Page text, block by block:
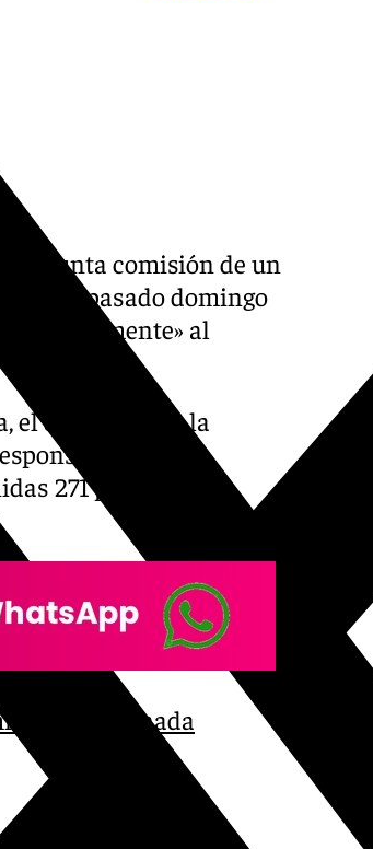
presunta comisión de un
el pasado domingo
al
el domingo por la
de esta
271 plantas de
en Granada